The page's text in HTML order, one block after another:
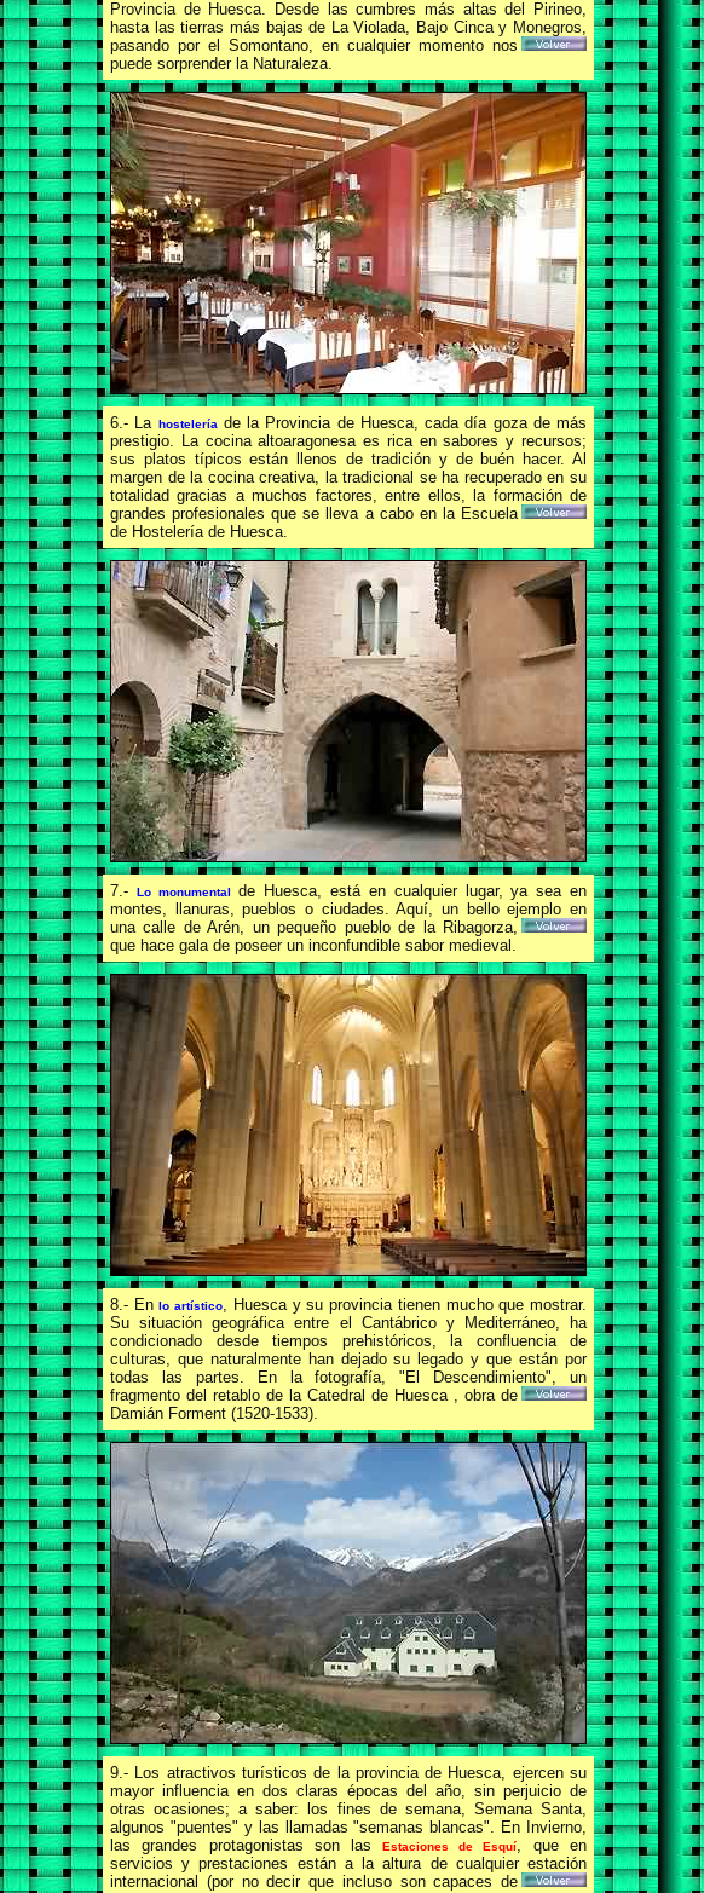
Provincia de Huesca. Desde las cumbres más altas del Pirineo,
hasta las tierras más bajas de La Violada, Bajo Cinca y Monegros,
pasando por el Somontano, en cualquier momento nos
puede sorprender la Naturaleza.
6.- La hostelería de la Provincia de Huesca, cada día goza de más
prestigio. La cocina altoaragonesa es rica en sabores y recursos;
sus platos típicos están llenos de tradición y de buén hacer. Al
margen de la cocina creativa, la tradicional se ha recuperado en su
totalidad gracias a muchos factores, entre ellos, la formación de
grandes profesionales que se lleva a cabo en la Escuela
de Hostelería de Huesca.
7.- Lo monumental
de Huesca, está en cualquier lugar, ya sea en
montes, llanuras, pueblos o ciudades. Aquí, un bello ejemplo en
una calle de Arén, un pequeño pueblo de la Ribagorza,
que hace gala de poseer un inconfundible sabor medieval.
8.- Enlo artístico, Huesca y su provincia tienen mucho que mostrar.
Su situación geográfica entre el Cantábrico y Mediterráneo, ha
condicionado desde tiempos prehistóricos, la confluencia de
culturas, que naturalmente han dejado su legado y que están por
todas las partes. En la fotografía, "El Descendimiento", un
fragmento del retablo de la Catedral de Huesca , obrade
Damián Forment (1520-1533).
9.- Los atractivos turísticos de la provincia de Huesca, ejercen su
mayor influencia en dos claras épocas del año, sin perjuicio de
otras ocasiones; a saber: los fines de semana, Semana Santa,
algunos "puentes" y las llamadas "semanas blancas". En Invierno,
las grandes protagonistas son las
Estaciones de Esquí, que en
servicios y prestaciones están a la altura de cualquier estación
internacional (por no decir que incluso son capaces de